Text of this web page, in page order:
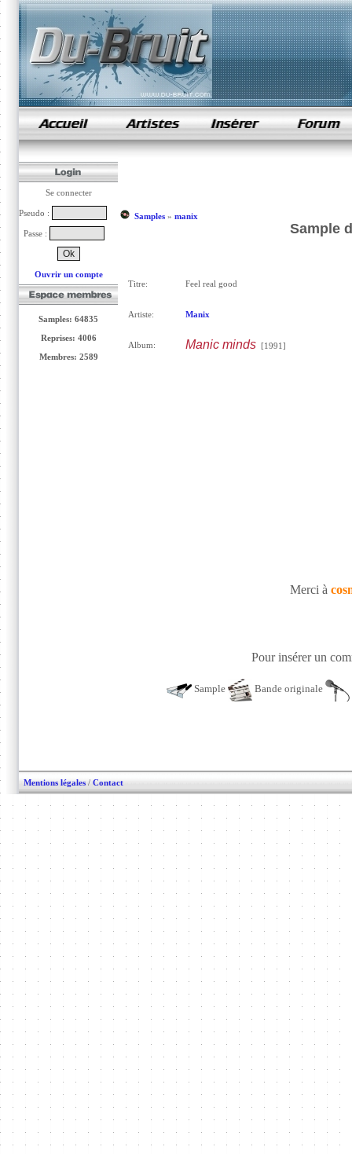
samples de rap
Se connecter
Pseudo :
Passe :
Ouvrir un compte
Samples: 64835
Reprises: 4006
Membres: 2589
Samples» manix
Sample
Titre: Feel real good
Artiste: Manix
Album: Manic minds[1991]
Merci à
Pour insérer un
Sample Bande originale
Mentions légales / Contact